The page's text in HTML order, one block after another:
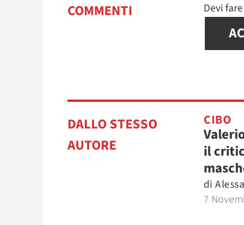
COMMENTI Devi
DALLO STESSO
AUTORE
CIBO
il
di
7